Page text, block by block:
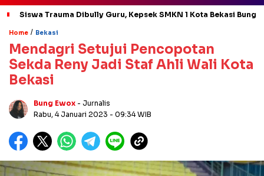
Siswa Trauma Dibully Guru, Kepsek SMKN 1 Kota Bekasi
Home / Bekasi
Mendagri Setujui Pencopotan
Sekda Reny Jadi Staf Ahli Wali Kota
Bekasi
Bung Ewox - Jurnalis
Rabu, 4 Januari 2023 - 09:34 WIB